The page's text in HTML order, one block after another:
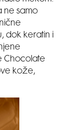
ne samo
dok keratin i
Chocolate
kože,